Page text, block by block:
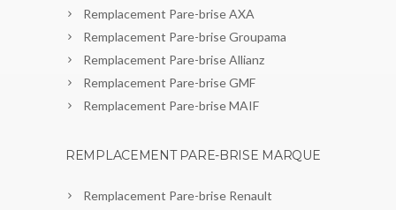
Remplacement Pare-brise AXA
Remplacement Pare-brise Groupama
Remplacement Pare-brise Allianz
Remplacement Pare-brise GMF
Remplacement Pare-brise MAIF
REMPLACEMENT PARE-BRISE MARQUE
Remplacement Pare-brise Renault